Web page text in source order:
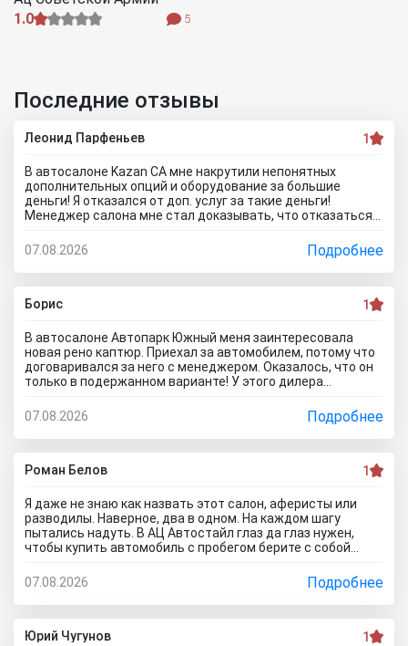
1.0
5
Последние отзывы
Леонид Парфеньев 1
В автосалоне Kazan CA мне накрутили непонятных
дополнительных опций и оборудование за большие
деньги! Я отказался от доп. услуг за такие деньги!
Менеджер салона мне стал доказывать, что отказаться
происходит?! Отчего это невозможно? это развод и
кидалово! Оставил салон без автомобиля, потому что не
хотел его приобретать с допами за большие деньги да и
вам не советую!
07.08.2026 Подробнее
Борис 1
В автосалоне Автопарк Южный меня заинтересовала
новая рено каптюр. Приехал за автомобилем, потому что
договаривался за него с менеджером. Оказалось, что он
только в подержанном варианте! У этого дилера
советовал бы вам приезжать в этот автоцентр на
Гражданскую 1Д в Ставрополь, потому что это наглый
обман! Они только на сайте большой автосалон с
шикарными ценами, на деле мелкая шарашка разводящая
покупателей.
07.08.2026 Подробнее
Роман Белов 1
Я даже не знаю как назвать этот салон, аферисты или
разводилы. Наверное, два в одном. На каждом шагу
пытались надуть. В АЦ Автостайл глаз да глаз нужен,
чтобы купить автомобиль с пробегом берите с собой
еще юриста захватите. Менеджер вообще никак не давал
осмотреть авто. Ни капот открыть, ни в салон сесть, ни
днище глянуть. Попросил документы и то вместо них
ксерокопии принес. Мне даже смешно стало. Может по
картинкам тачку выбирать будем? Как я его не убеждал,
07.08.2026 Подробнее
Юрий Чугунов 1